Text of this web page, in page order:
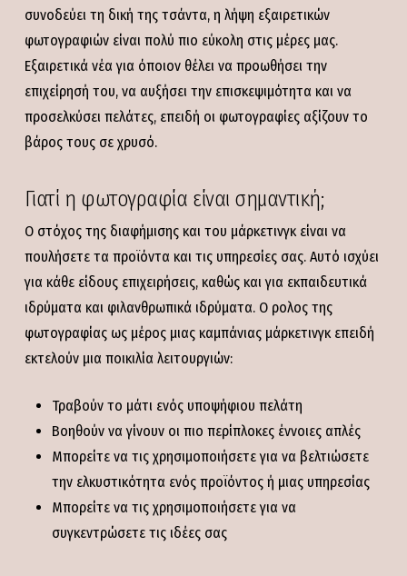
συνοδεύει τη δική της τσάντα, η λήψη εξαιρετικών
φωτογραφιών είναι πολύ πιο εύκολη στις μέρες μας.
Εξαιρετικά νέα για όποιον θέλει να προωθήσει την
επιχείρησή του, να αυξήσει την επισκεψιμότητα και να
προσελκύσει πελάτες, επειδή οι φωτογραφίες αξίζουν το
βάρος τους σε χρυσό.
Γιατί η φωτογραφία είναι σημαντική;
Ο στόχος της διαφήμισης και του μάρκετινγκ είναι να
πουλήσετε τα προϊόντα και τις υπηρεσίες σας. Αυτό ισχύει
για κάθε είδους επιχειρήσεις, καθώς και για εκπαιδευτικά
ιδρύματα και φιλανθρωπικά ιδρύματα. Ο ρολος της
φωτογραφίας ως μέρος μιας καμπάνιας μάρκετινγκ επειδή
εκτελούν μια ποικιλία λειτουργιών:
Τραβούν το μάτι ενός υποψήφιου πελάτη
Βοηθούν να γίνουν οι πιο περίπλοκες έννοιες απλές
Μπορείτε να τις χρησιμοποιήσετε για να βελτιώσετε
την ελκυστικότητα ενός προϊόντος ή μιας υπηρεσίας
Μπορείτε να τις χρησιμοποιήσετε για να
συγκεντρώσετε τις ιδέες σας